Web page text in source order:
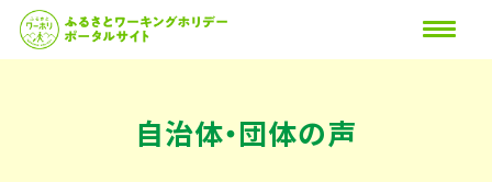
自治体・団体の声